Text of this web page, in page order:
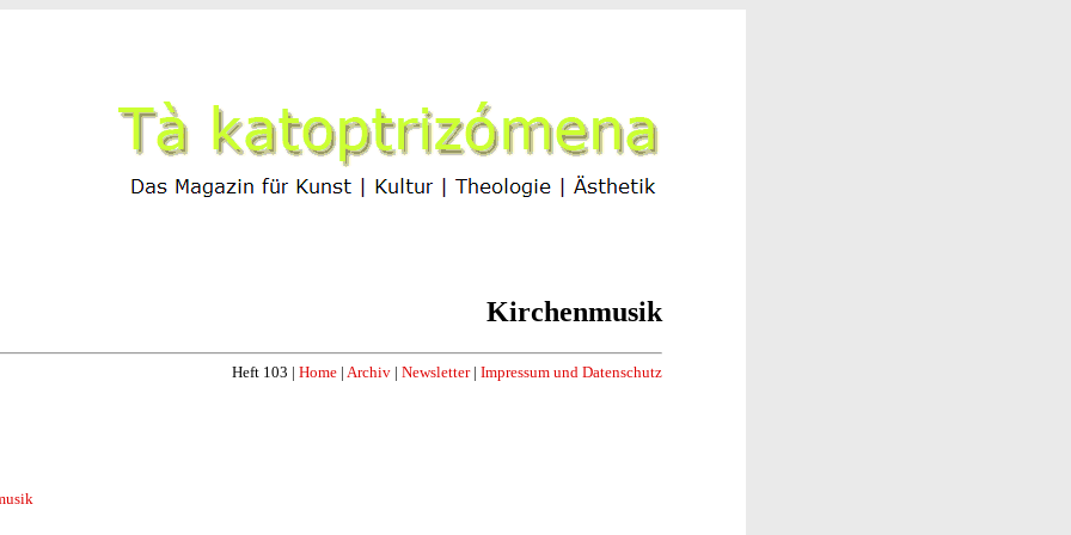
Kirchenmusik
Heft 103 | Home | Archiv | Newsletter| Impressum und Datenschutz